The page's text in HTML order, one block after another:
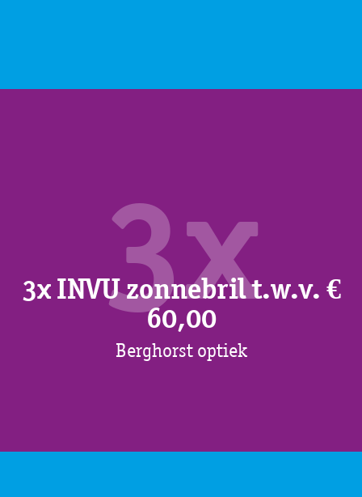
3x
3x INVU zonnebril t.w.v. €
60,00
Berghorst optiek